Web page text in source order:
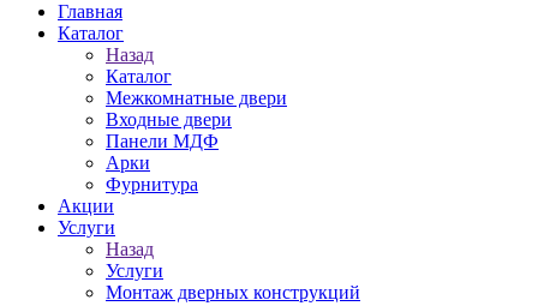
Главная
Каталог
Назад
Каталог
Межкомнатные двери
Входные двери
Панели МДФ
Арки
Фурнитура
Акции
Услуги
Назад
Услуги
Монтаж дверных конструкций